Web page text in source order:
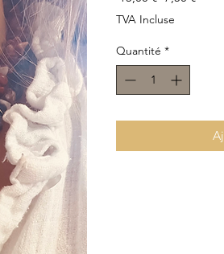
TVA Incluse
Quantité *